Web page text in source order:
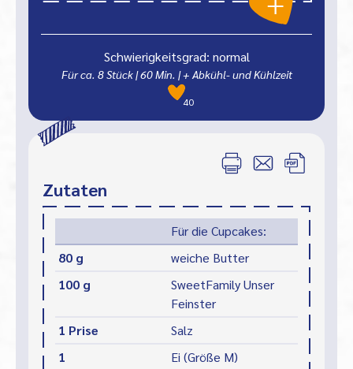
Schwierigkeitsgrad: normal
Für ca. 8 Stück|60Min. | + Abkühl- und Kühlzeit
40
Zutaten
Für die Cupcakes:
80 g
weiche Butter
100 g
SweetFamily Unser
Feinster
1 Prise
Salz
1
Ei (Größe M)